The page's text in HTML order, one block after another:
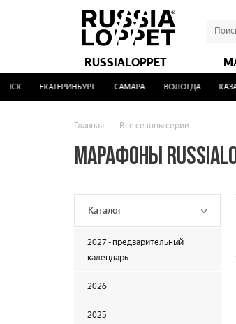
RUSSIALOPPET
ЕКАТЕРИНБУРГ САМАРА ВОЛОГДА КАЗАНЬ
Главная - Все сезоны серии
МАРАФОНЫ
Каталог
2027 - предварительный
календарь
2026
2025